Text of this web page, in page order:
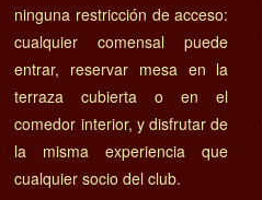
ninguna restricción de acceso:
cualquier comensal puede
entrar, reservar mesa en la
terraza cubierta o en el
comedor interior, y disfrutar de
la misma experiencia que
cualquier socio del club.